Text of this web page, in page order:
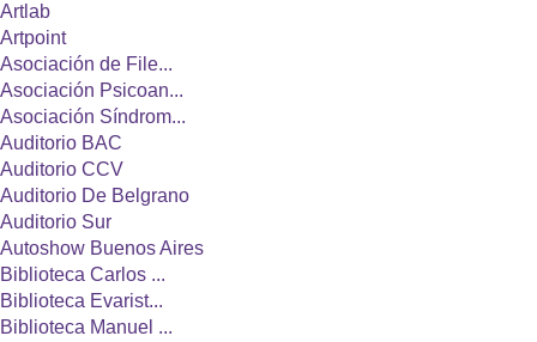
Artlab
Artpoint
Asociación de File...
Asociación Psicoan...
Asociación Síndrom...
Auditorio BAC
Auditorio CCV
Auditorio De Belgrano
Auditorio Sur
Autoshow Buenos Aires
Biblioteca Carlos ...
Biblioteca Evarist...
Biblioteca Manuel ...